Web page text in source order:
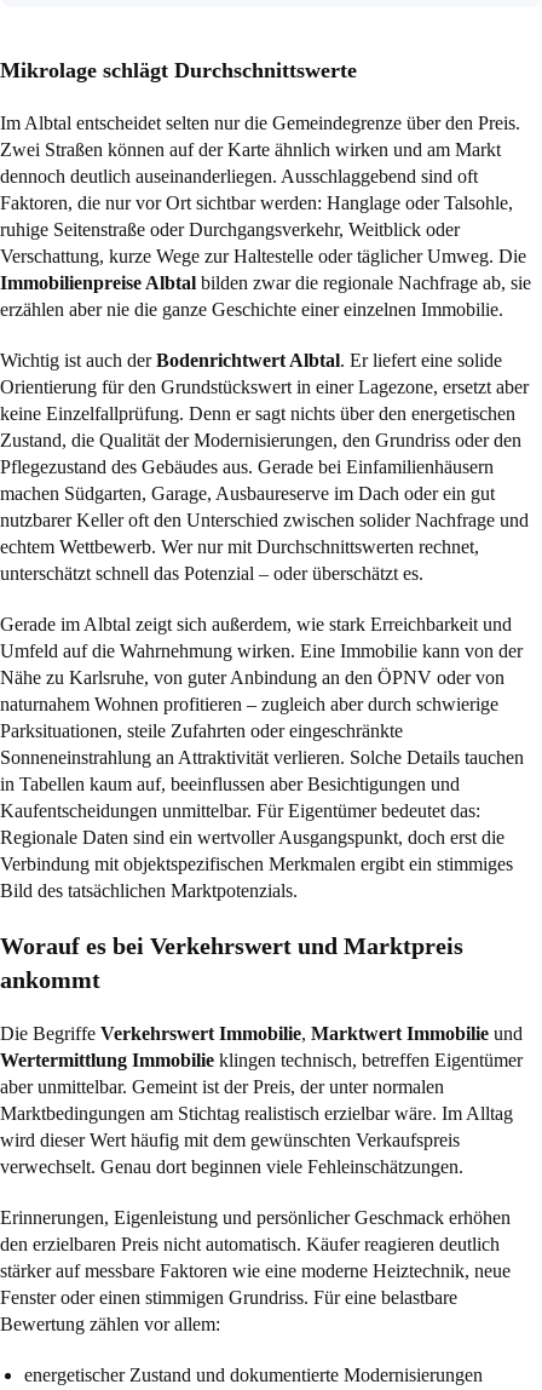
Mikrolage schlägt Durchschnittswerte
Im Albtal entscheidet selten nur die Gemeindegrenze über den Preis.
Zwei Straßen können auf der Karte ähnlich wirken und am Markt
dennoch deutlich auseinanderliegen. Ausschlaggebend sind oft
Faktoren, die nur vor Ort sichtbar werden: Hanglage oder Talsohle,
ruhige Seitenstraße oder Durchgangsverkehr, Weitblick oder
Verschattung, kurze Wege zur Haltestelle oder täglicher Umweg. Die
Immobilienpreise Albtal bilden zwar die regionale Nachfrage ab, sie
erzählen aber nie die ganze Geschichte einer einzelnen Immobilie.
Wichtig ist auch derBodenrichtwert Albtal. Er liefert eine solide
Orientierung für den Grundstückswert in einer Lagezone, ersetzt aber
keine Einzelfallprüfung. Denn er sagt nichts über den energetischen
Zustand, die Qualität der Modernisierungen, den Grundriss oder den
Pflegezustand des Gebäudes aus. Gerade bei Einfamilienhäusern
machen Südgarten, Garage, Ausbaureserve im Dach oder ein gut
nutzbarer Keller oft den Unterschied zwischen solider Nachfrage und
echtem Wettbewerb. Wer nur mit Durchschnittswerten rechnet,
unterschätzt schnell das Potenzial – oder überschätzt es.
Gerade im Albtal zeigt sich außerdem, wie stark Erreichbarkeit und
Umfeld auf die Wahrnehmung wirken. Eine Immobilie kann von der
Nähe zu Karlsruhe, von guter Anbindung an den ÖPNV oder von
naturnahem Wohnen profitieren – zugleich aber durch schwierige
Parksituationen, steile Zufahrten oder eingeschränkte
Sonneneinstrahlung an Attraktivität verlieren. Solche Details tauchen
in Tabellen kaum auf, beeinflussen aber Besichtigungen und
Kaufentscheidungen unmittelbar. Für Eigentümer bedeutet das:
Regionale Daten sind ein wertvoller Ausgangspunkt, doch erst die
Verbindung mit objektspezifischen Merkmalen ergibt ein stimmiges
Bild des tatsächlichen Marktpotenzials.
Worauf es bei Verkehrswert und Marktpreis
ankommt
Die Begriffe Verkehrswert Immobilie, Marktwert Immobilie und
Wertermittlung Immobilie klingen technisch, betreffen Eigentümer
aber unmittelbar. Gemeint ist der Preis, der unter normalen
Marktbedingungen am Stichtag realistisch erzielbar wäre. Im Alltag
wird dieser Wert häufig mit dem gewünschten Verkaufspreis
verwechselt. Genau dort beginnen viele Fehleinschätzungen.
Erinnerungen, Eigenleistung und persönlicher Geschmack erhöhen
den erzielbaren Preis nicht automatisch. Käufer reagieren deutlich
stärker auf messbare Faktoren wie eine moderne Heiztechnik, neue
Fenster oder einen stimmigen Grundriss. Für eine belastbare
Bewertung zählen vor allem:
energetischer Zustand und dokumentierte Modernisierungen